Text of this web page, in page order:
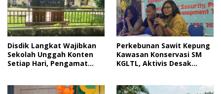
Disdik Langkat Wajibkan
Sekolah Unggah Konten
Setiap Hari, Pengamat
Perkebunan Sawit Kepung
Kawasan Konservasi SM
KGLTL, Aktivis Desak